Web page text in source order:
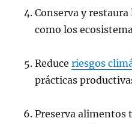
Conserva y
como los
Reduceriesgos
prácticas
Preserva alimentos